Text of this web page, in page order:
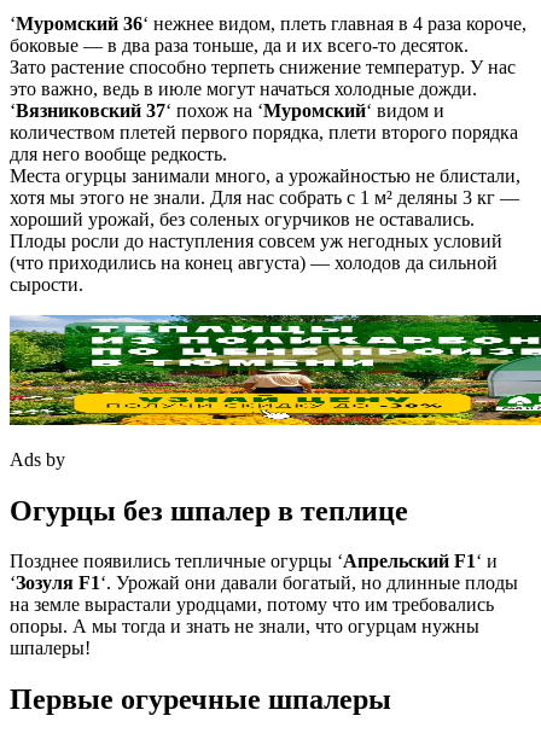
‘Муромский 36‘ нежнее видом, плеть главная в 4 раза короче,
боковые — в два раза тоньше, да и их всего-то десяток.
Зато растение способно терпеть снижение температур. У нас
это важно, ведь в июле могут начаться холодные дожди.
‘Вязниковский 37‘ похож на ‘Муромский‘ видом и
количеством плетей первого порядка, плети второго порядка
для него вообще редкость.
Места огурцы занимали много, а урожайностью не блистали,
хотя мы этого не знали. Для нас собрать с 1 м² деляны 3 кг —
хороший урожай, без соленых огурчиков не оставались.
Плоды росли до наступления совсем уж негодных условий
(что приходились на конец августа) — холодов да сильной
сырости.
Ads by
Огурцы без шпалер в теплице
Позднее появились тепличные огурцы ‘Апрельский F1‘ и
‘Зозуля F1‘. Урожай они давали богатый, но длинные плоды
на земле вырастали уродцами, потому что им требовались
опоры. А мы тогда и знать не знали, что огурцам нужны
шпалеры!
Первые огуречные шпалеры